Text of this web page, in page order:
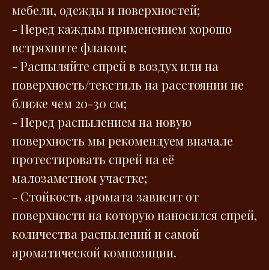
мебели, одежды и поверхностей;
- Перед каждым применением хорошо
встряхните флакон;
- Распыляйте спрей в воздух или на
поверхность/текстиль на расстоянии не
ближе чем 20-30 см;
- Перед распылением на новую
поверхность мы рекомендуем вначале
протестировать спрей на её
малозаметном участке;
- Стойкость аромата зависит от
поверхности на которую наносился спрей,
количества распылений и самой
ароматической композиции.